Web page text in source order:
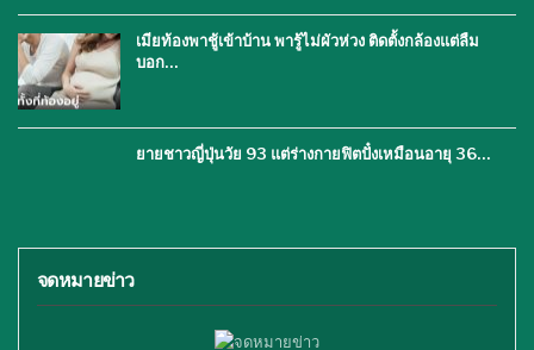
เมียท้องพาชู้เข้าบ้าน พารู้ไม่ผัวห่วง ติดตั้งกล้องแต่ลืม
บอก…
ยายชาวญี่ปุ่นวัย 93 แต่ร่างกายฟิตปั๋งเหมือนอายุ 36…
จดหมายข่าว